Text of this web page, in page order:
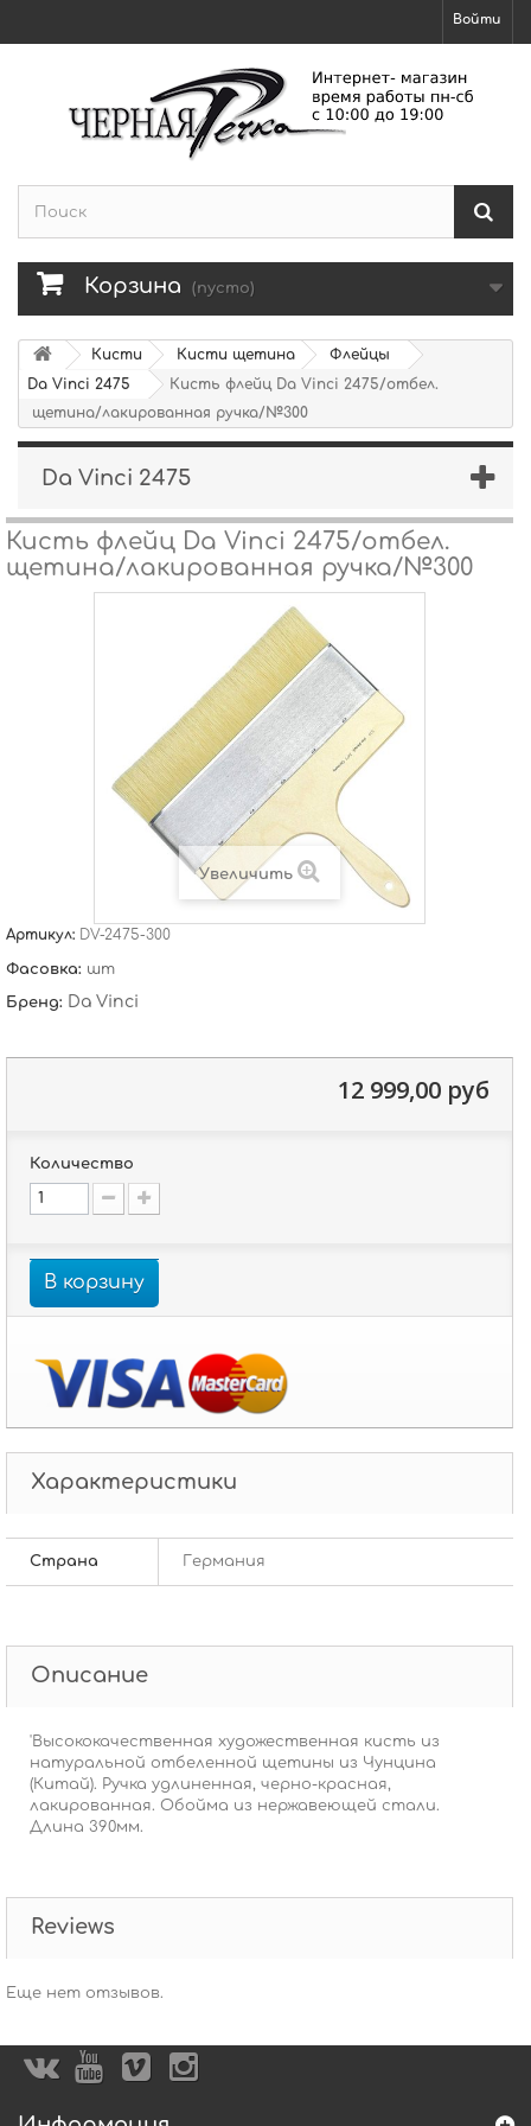
Войти
Корзина (пусто)
Кисти Кисти щетина
Флейцы
Da Vinci 2475
Кисть флейц Da Vinci 2475/отбел.
щетина/лакированная ручка/№300
Da Vinci 2475
Кисть флейц Da Vinci 2475/отбел.
щетина/лакированная ручка/№300
Увеличить
Артикул: DV-2475-300
Фасовка: шт
Бренд: Da Vinci
12 999,00 руб
Количество
В корзину
Характеристики
Страна Германия
Описание
'Высококачественная художественная кисть из
натуральной отбеленной щетины из Чунцина
(Китай). Ручка удлиненная, черно-красная,
лакированная. Обойма из нержавеющей стали.
Длина 390мм.
Reviews
Еще нет отзывов.